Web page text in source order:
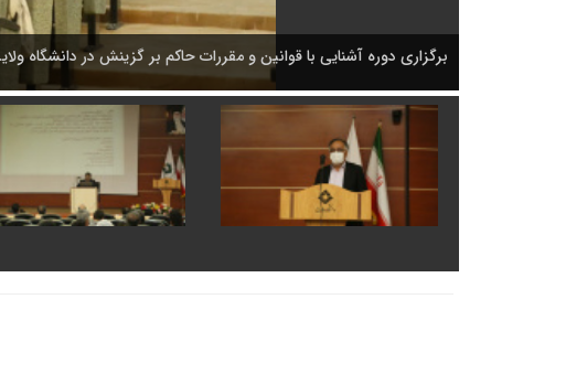
و مقررات حاکم بر گزینش در دانشگاه ولایت